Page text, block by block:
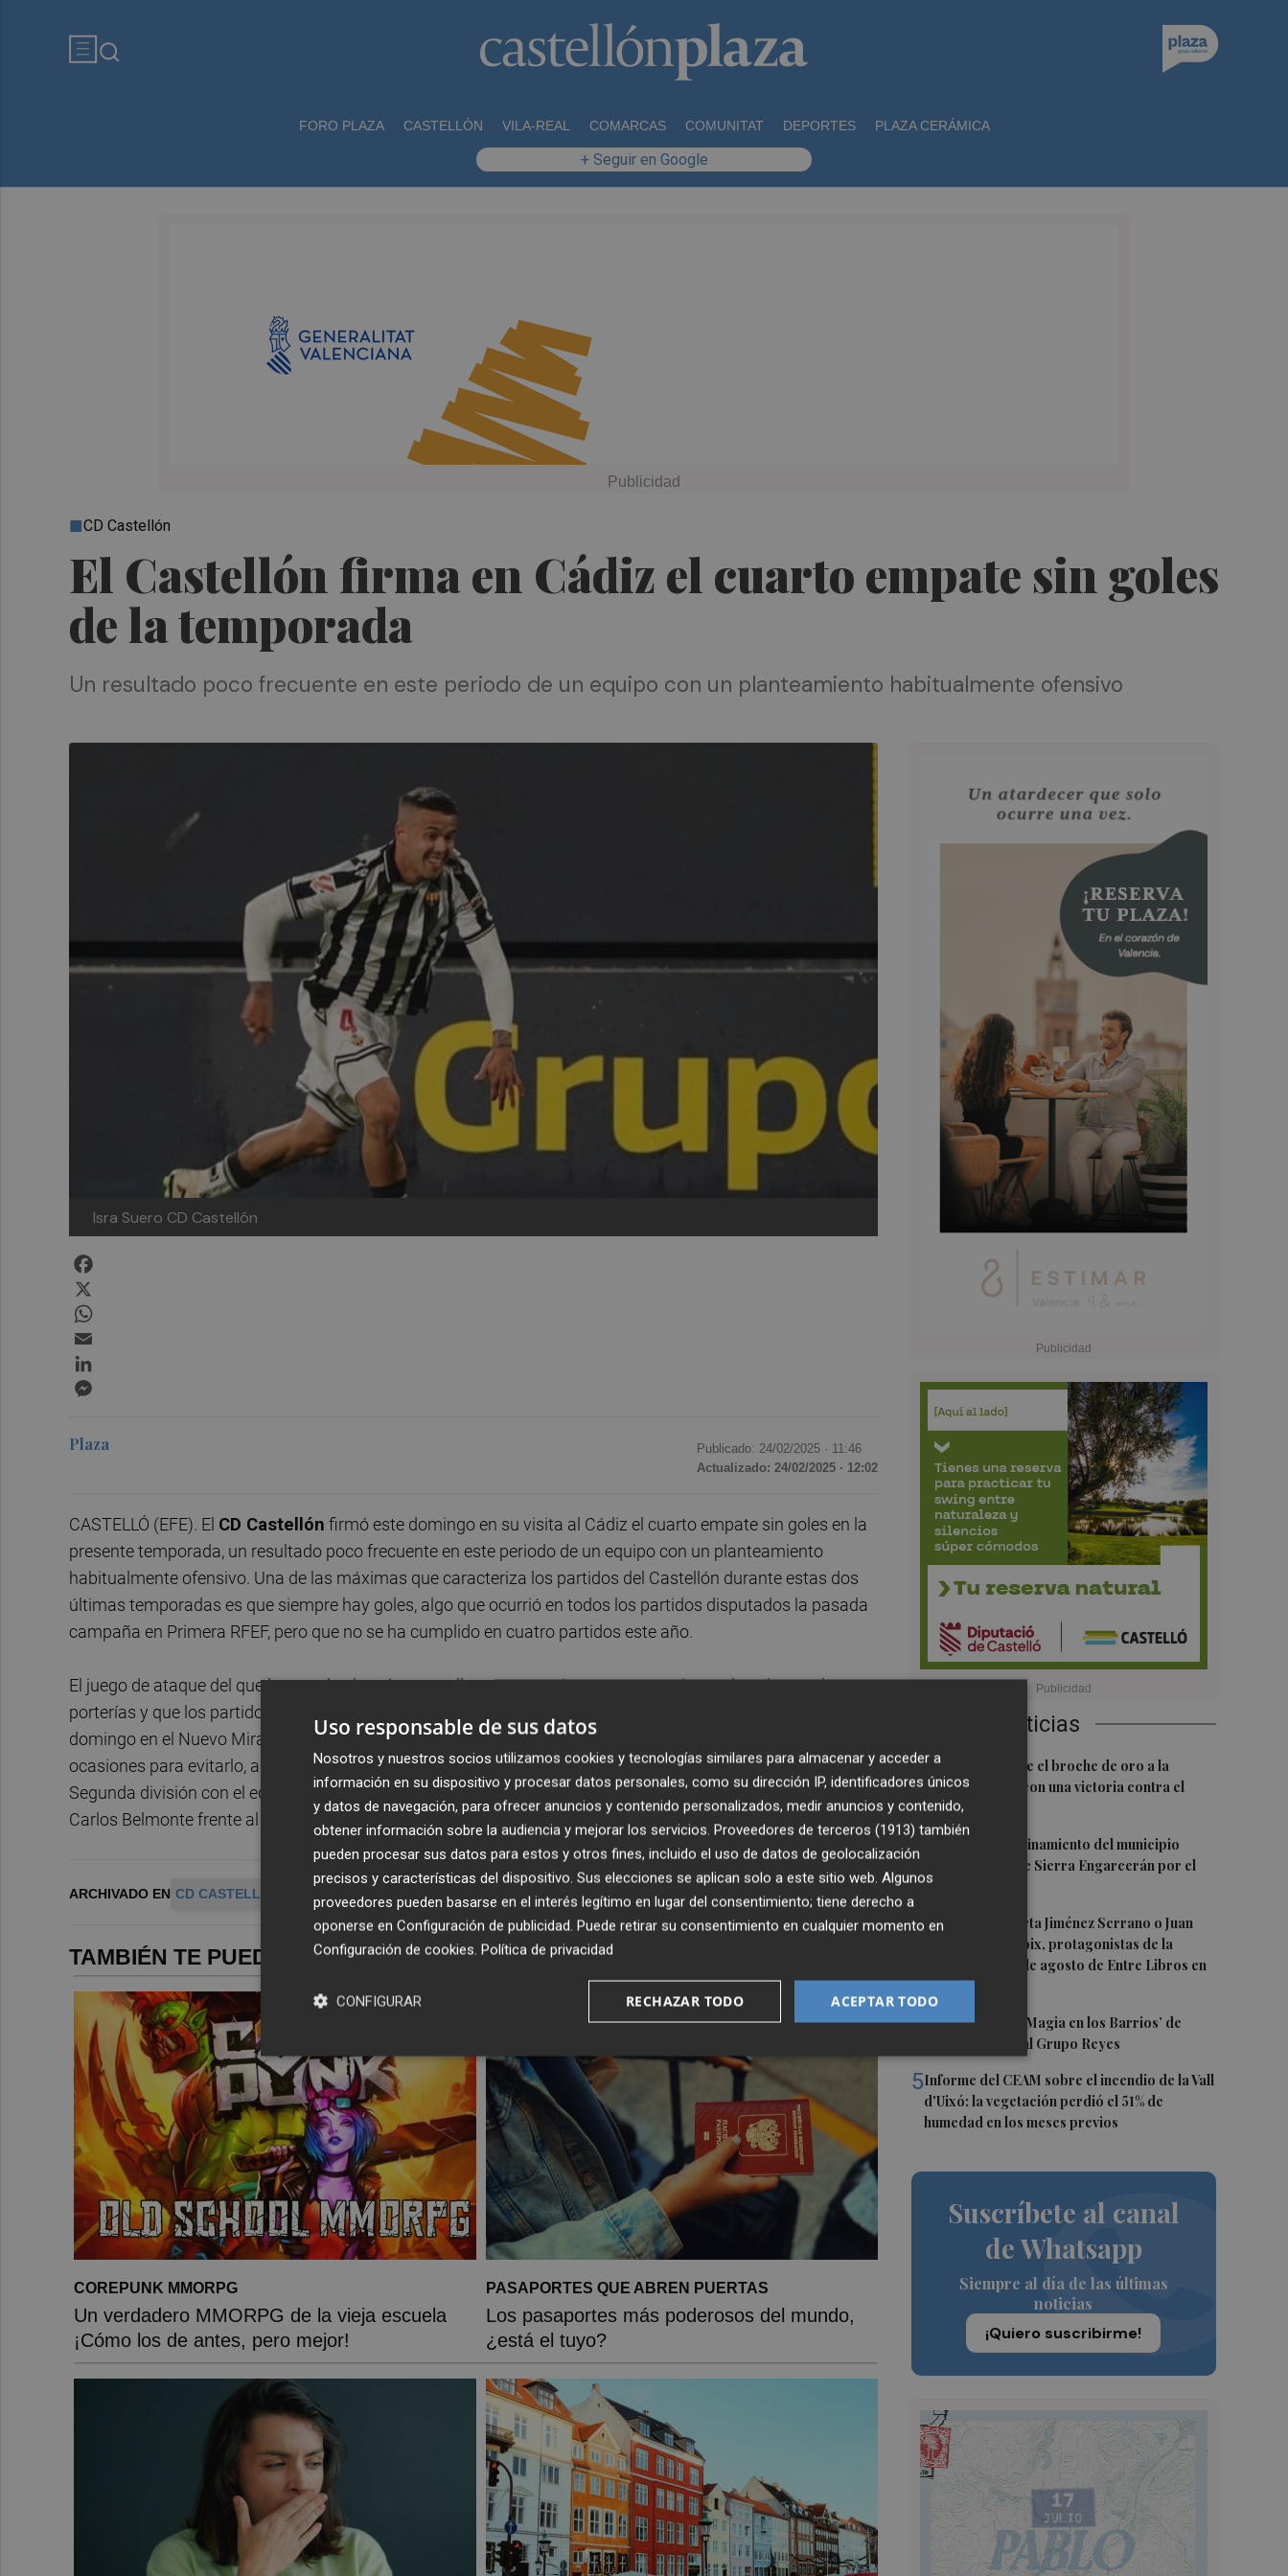
FORO PLAZA CASTELLÓN VILA-REAL COMARCAS COMUNITAT DEPORTES PLAZA CERÁMICA
+ Seguir en Google
El Castellón firma en Cádiz el cuarto empate sin goles
de la temporada
CD Castellón
Un resultado poco frecuente en este periodo de un equipo con un planteamiento habitualmente ofensivo
Isra Suero CD Castellón
Últimas Noticias
1El Villarreal pone el broche de oro a la
pretemporada con una victoria contra el
Galatasaray
2
Levantan el confinamiento del municipio
castellonense de Sierra Engarcerán por el
incendio
3 Juan Tallón, Marta Jiménez Serrano o Juan
Evaristo Valls Boix, protagonistas de la
programación de agosto de Entre Libros en
Benicàssim
4Los talleres de ‘Magia en los Barrios’ de
Castelló llegan al Grupo Reyes
5Informe del CEAM sobre el incendio de la Vall
d'Uixó: la vegetación perdió el 51% de
humedad en los meses previos
Suscríbete al canal
de Whatsapp
Siempre al día de las últimas
noticias
¡Quiero suscribirme!
Plaza Publicado: 24/02/2025 · 11:46
Actualizado: 24/02/2025 · 12:02
CASTELLÓ (EFE). El CD Castellón firmó este domingo en su visita al Cádiz el cuarto empate sin goles en la
presente temporada, un resultado poco frecuente en este periodo de un equipo con un planteamiento
habitualmente ofensivo. Una de las máximas que caracteriza los partidos del Castellón durante estas dos
últimas temporadas es que siempre hay goles, algo que ocurrió en todos los partidos disputados la pasada
campaña en Primera RFEF, pero que no se ha cumplido en cuatro partidos este año.
El juego de ataque del que hace gala el equipo castellonense permite generar ocasiones de gol en ambas
porterías y que los partidos difícilmente acaben sin goles, aunque fue una excepción el que se jugó este
domingo en el Nuevo Mirandilla. El Cádiz y el Castellón empataron a cero, aunque los dos dispusieron de
ocasiones para evitarlo, algo que solamente había ocurrido en otras tres ocasiones durante este curso en
Segunda división con el equipo albinegro, dos en Castalia ante Racing de Ferrol y Oviedo y la otra en el
Carlos Belmonte frente al Albacete.
ARCHIVADO EN CD CASTELLON
TAMBIÉN TE PUEDE INTERESAR
COREPUNK MMORPG
Un verdadero MMORPG de la vieja escuela
¡Cómo los de antes, pero mejor!
PASAPORTES QUE ABREN PUERTAS
Los pasaportes más poderosos del mundo,
¿está el tuyo?
Uso responsable de sus datos
Nosotros y nuestros socios utilizamos cookies y tecnologías similares para almacenar y acceder a
información en su dispositivo y procesar datos personales, como su dirección IP, identificadores únicos
y datos de navegación, para ofrecer anuncios y contenido personalizados, medir anuncios y contenido,
obtener información sobre la audiencia y mejorar los servicios. Proveedores de terceros (1913) también
pueden procesar sus datos para estos y otros fines, incluido el uso de datos de geolocalización
precisos y características del dispositivo. Sus elecciones se aplican solo a este sitio web. Algunos
proveedores pueden basarse en el interés legítimo en lugar del consentimiento; tiene derecho a
oponerse en Configuración de publicidad. Puede retirar su consentimiento en cualquier momento en
Configuración de cookies. Política de privacidad
ACEPTAR TODO
RECHAZAR TODO
CONFIGURAR